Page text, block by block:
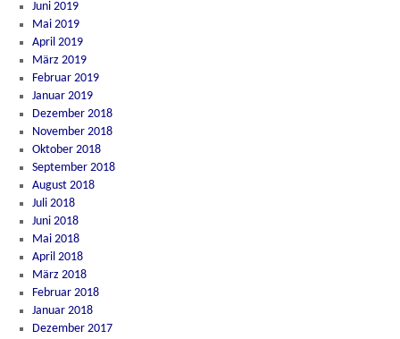
Juni 2019
Mai 2019
April 2019
März 2019
Februar 2019
Januar 2019
Dezember 2018
November 2018
Oktober 2018
September 2018
August 2018
Juli 2018
Juni 2018
Mai 2018
April 2018
März 2018
Februar 2018
Januar 2018
Dezember 2017